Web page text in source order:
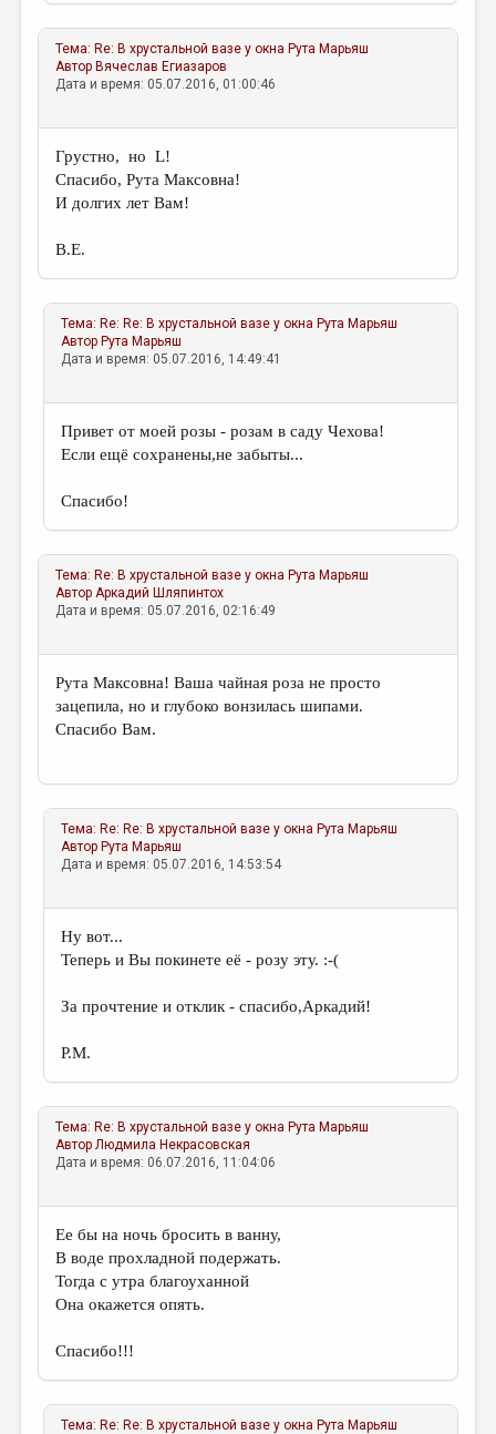
Тема: Re: В хрустальной вазе у окна Рута Марьяш
Автор Вячеслав Егиазаров
Дата и время: 05.07.2016, 01:00:46
Грустно, но L!
Спасибо, Рута Максовна!
И долгих лет Вам!
В.Е.
Тема: Re: Re: В хрустальной вазе у окна Рута Марьяш
Автор Рута Марьяш
Дата и время: 05.07.2016, 14:49:41
Привет от моей розы - розам в саду Чехова!
Если ещё сохранены,не забыты...
Спасибо!
Тема: Re: В хрустальной вазе у окна Рута Марьяш
АвторАркадий Шляпинтох
Дата и время: 05.07.2016, 02:16:49
Рута Максовна! Ваша чайная роза не просто
зацепила, но и глубоко вонзилась шипами.
Спасибо Вам.
Тема: Re: Re: В хрустальной вазе у окна Рута Марьяш
Автор Рута Марьяш
Дата и время: 05.07.2016, 14:53:54
Ну вот...
Теперь и Вы покинете её - розу эту. :-(
За прочтение и отклик - спасибо,Аркадий!
Р.М.
Тема: Re: В хрустальной вазе у окна Рута Марьяш
АвторЛюдмила Некрасовская
Дата и время: 06.07.2016, 11:04:06
Ее бы на ночь бросить в ванну,
В воде прохладной подержать.
Тогда с утра благоуханной
Она окажется опять.
Спасибо!!!
Тема: Re: Re: В хрустальной вазе у окна Рута Марьяш